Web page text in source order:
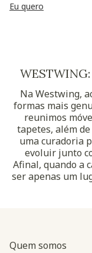
Eu quero
Na Westwing,
formas mais
reunimos
tapetes, além
uma curadoria
evoluir junto
Afinal, quando a
ser apenas um
Quem somos